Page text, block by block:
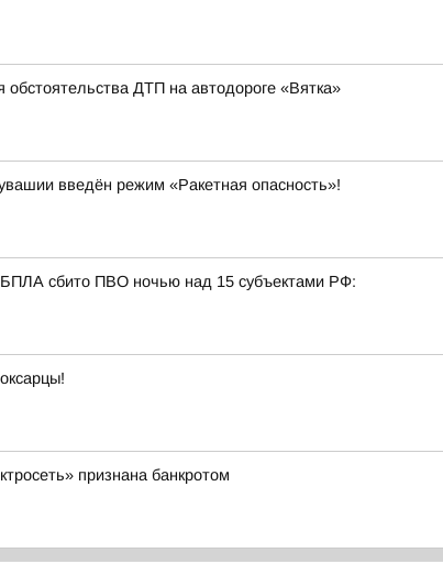
ДТП на автодороге «Вятка»
введён режим «Ракетная опасность»!
БПЛА сбито ПВО ночью над 15 субъектами РФ:
признана банкротом